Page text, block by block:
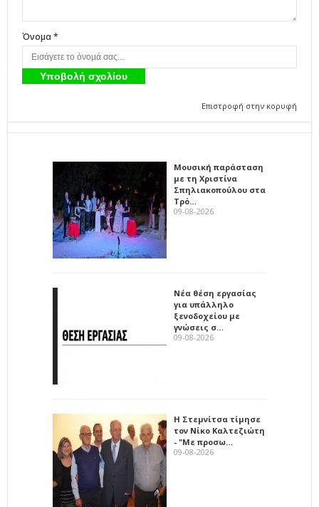
Όνομα *
Επιστροφή στην κορυφή
Μουσική παράσταση
με τη Χριστίνα
Σπηλιακοπούλου στα
Τρό…
09-08-2026
Νέα θέση εργασίας
για υπάλληλο
ξενοδοχείου με
γνώσεις σ…
09-08-2026
Η Στεμνίτσα τίμησε
τον Νίκο Καλτεζιώτη
- "Με προσω…
09-08-2026